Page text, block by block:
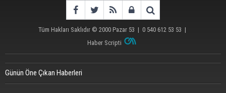
Tüm Hakları Saklıdır © 2000 Pazar 53 | 0 540 612 53 53 |
Haber Scripti
Günün Öne Çıkan Haberleri